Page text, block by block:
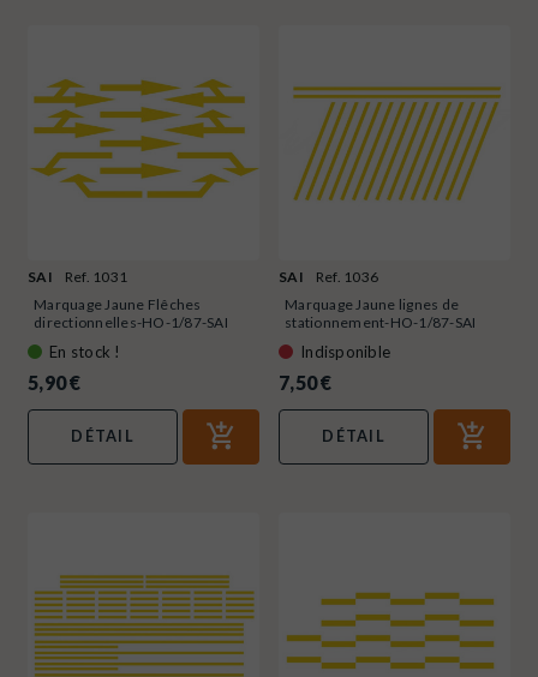
SAI
Ref. 1031
Marquage Jaune Flêches
directionnelles-HO-1/87-SAI
1031
En stock !
5,90 €
DÉTAIL
SAI
Ref. 1036
Marquage Jaune lignes de
stationnement-HO-1/87-SAI
1036
Indisponible
7,50 €
DÉTAIL